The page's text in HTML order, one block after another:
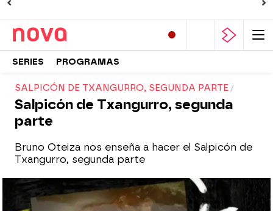
SERIES PROGRAMAS
SALPICÓN DE TXANGURRO, SEGUNDA PARTE
Salpicón de Txangurro, segunda
parte
Bruno Oteiza nos enseña a hacer el Salpicón de
Txangurro, segunda parte